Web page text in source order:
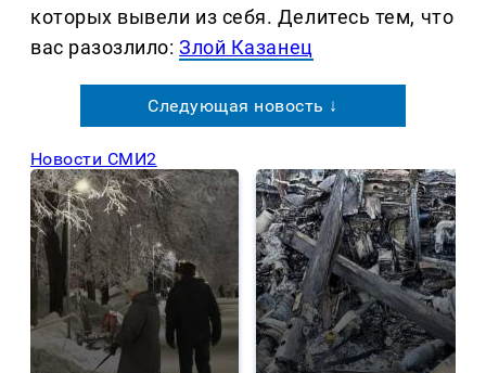
которых вывели из себя. Делитеcь тем, что
вас разозлило:Злой Казанец
Следующая новость ↓
Новости СМИ2